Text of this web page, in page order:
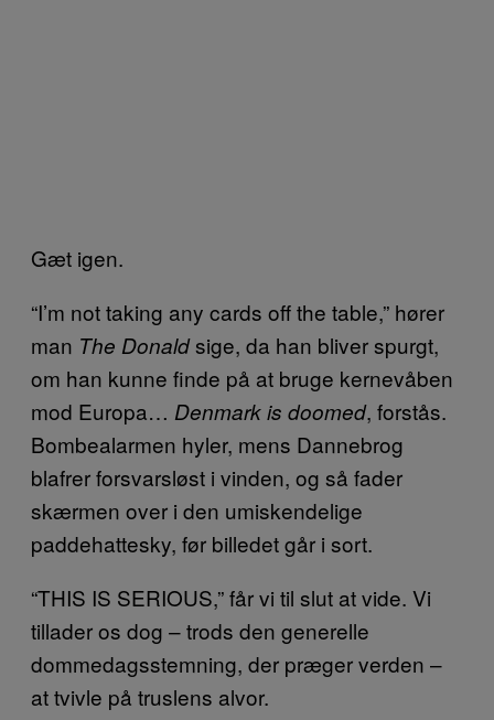
Gæt igen.
“I’m not taking any cards off the table,” hører
man The Donaldsige, da han bliver spurgt,
om han kunne finde på at bruge kernevåben
mod Europa… Denmark is doomed, forstås.
Bombealarmen hyler, mens Dannebrog
blafrer forsvarsløst i vinden, og så fader
skærmen over i den umiskendelige
paddehattesky, før billedet går i sort.
“THIS IS SERIOUS,” får vi til slut at vide. Vi
tillader os dog – trods den generelle
dommedagsstemning, der præger verden –
at tvivle på truslens alvor.